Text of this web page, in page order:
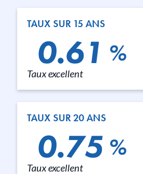
TAUX SUR 15 ANS
0.61 %
Taux excellent
TAUX SUR 20 ANS
0.75 %
Taux excellent